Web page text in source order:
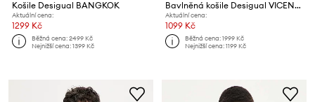
Košile Desigual BANGKOK
Aktuální cena:
1299 Kč
Běžná cena:2499 Kč
Nejnižší cena:1399 Kč
Bavlněná košile Desigual VICENTE
Aktuální cena:
1099 Kč
Běžná cena:1999 Kč
Nejnižší cena:1199 Kč